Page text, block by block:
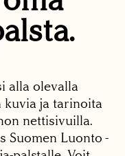
alla olevalla
kuvia ja tarinoita
nettisivuilla.
Suomen Luonto -